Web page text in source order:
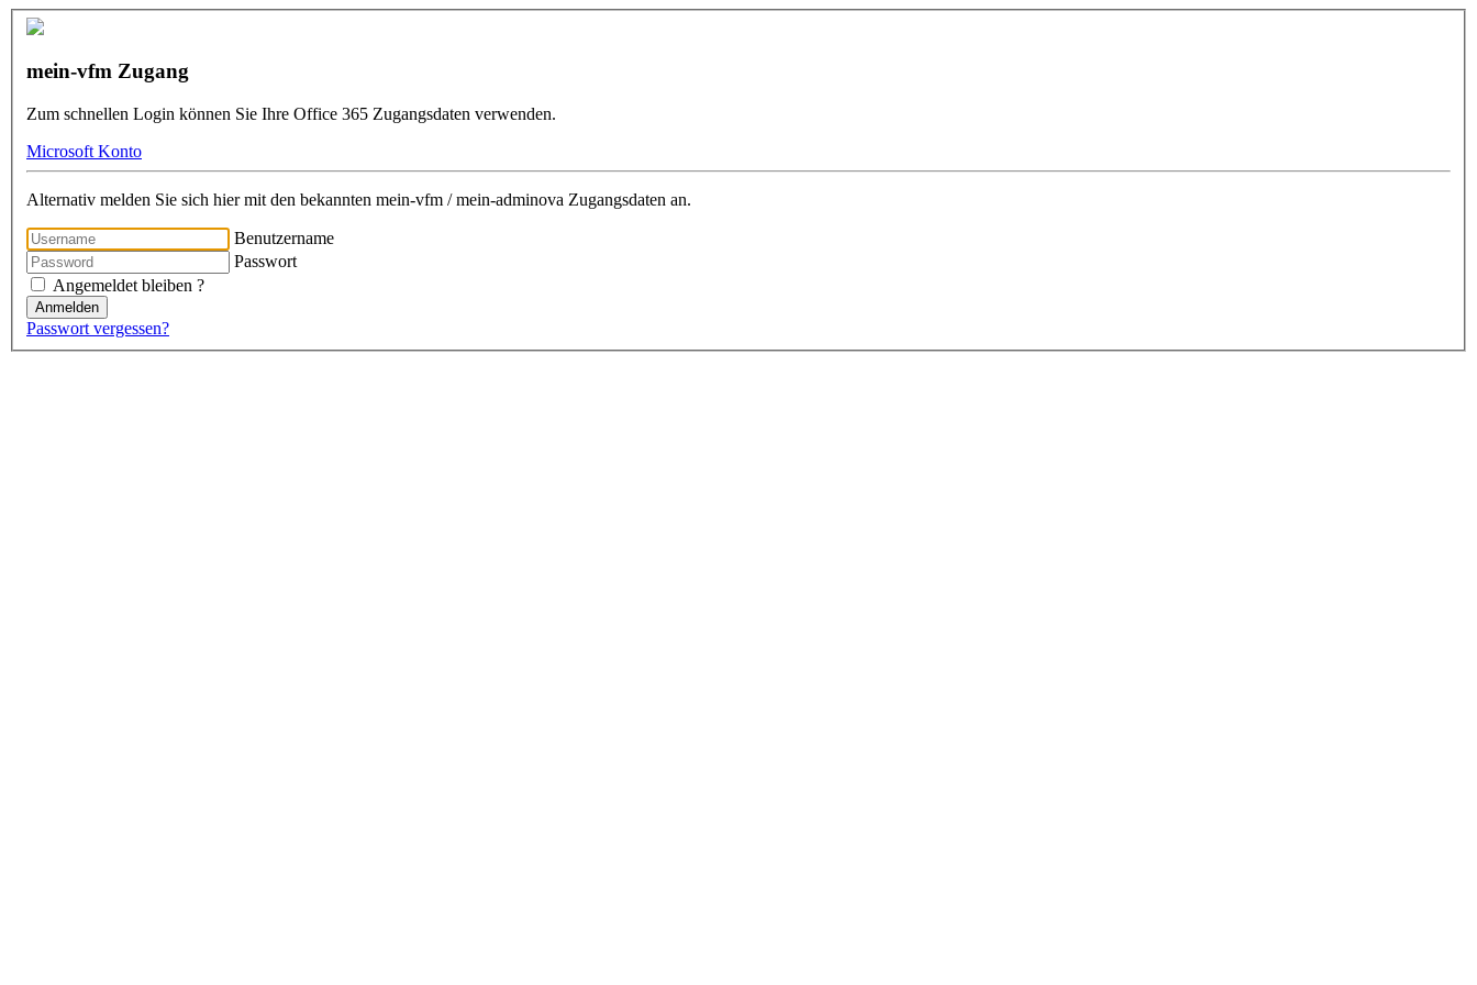
mein-vfm Zugang
Zum schnellen Login können Sie Ihre Office 365 Zugangsdaten verwenden.
Microsoft Konto
Alternativ melden Sie sich hier mit den bekannten mein-vfm / mein-adminova Zugangsdaten an.
Benutzername
Passwort
Angemeldet bleiben ?
Anmelden
Passwort vergessen?